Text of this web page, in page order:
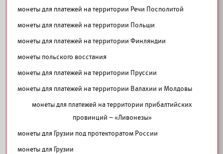
монеты для платежей на территории Речи Посполитой
монеты для платежей на территории Польши
монеты для платежей на территории Финляндии
монеты польского восстания
монеты для платежей на территории Пруссии
монеты для платежей на территории Валахии и Молдовы
монеты для платежей на территории прибалтийских
провинций – «Ливонезы»
монеты для Грузии под протекторатом России
монеты для Грузии